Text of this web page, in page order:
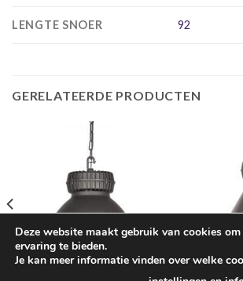
LENGTE SNOER 92
GERELATEERDE PRODUCTEN
Deze website maakt gebruik van cookies
ervaring te bieden.
Je kan meer informatie vinden over welke